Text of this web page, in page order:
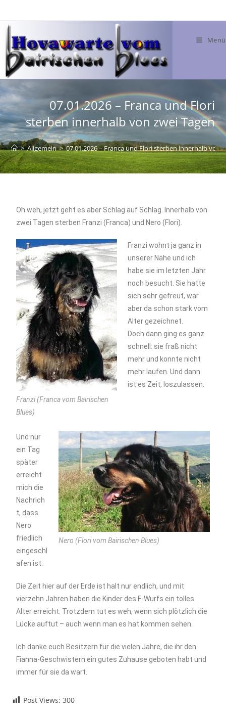
Menü
07.01.2026 – Franca und Flori
sterben innerhalb von zwei Tagen
> Allgemein > 07.01.2026 – Franca und Flori sterben innerhalb von
Oh weh, jetzt geht es aber Schlag auf Schlag. Innerhalb von
zwei Tagen sterben Franzi (Franca) und Nero (Flori).
Franzi (Franca vom Bairischen
Blues)
Franzi wohnt ja ganz in
unserer Nähe und ich
habe sie im letzten Jahr
noch besucht. Sie hatte
sich sehr gefreut, war
aber da schon stark vom
Alter gezeichnet.
Doch dann ging es ganz
schnell: sie fraß nicht
mehr und konnte nicht
mehr laufen. Und dann
ist es Zeit, loszulassen.
Nero (Flori vom Bairischen Blues)
Und nur
ein Tag
später
erreicht
mich die
Nachrich
t, dass
Nero
friedlich
eingeschl
afen ist.
Die Zeit hier auf der Erde ist halt nur endlich, und mit
vierzehn Jahren haben die Kinder des F-Wurfs ein tolles
Alter erreicht. Trotzdem tut es weh, wenn sich plötzlich die
Lücke auftut – auch wenn man es hat kommen sehen.
Ich danke euch Besitzern für die vielen Jahre, die ihr den
Fianna-Geschwistern ein gutes Zuhause geboten habt und
immer für sie da wart.
Post Views: 300